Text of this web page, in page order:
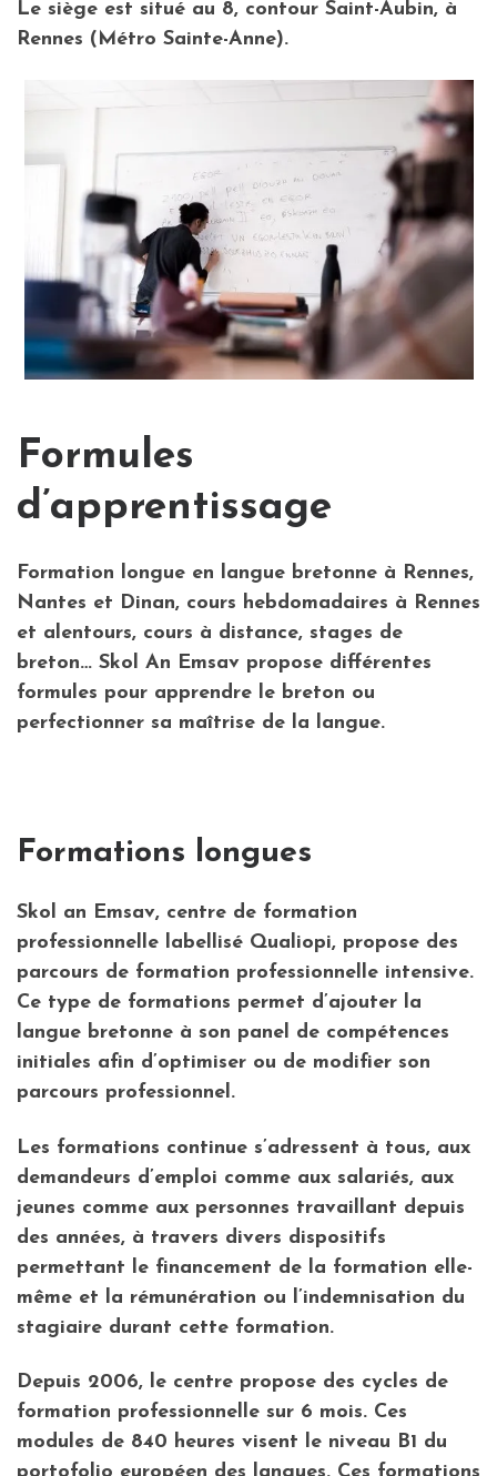
Le siège est situé au 8, contour Saint-Aubin, à
Rennes (Métro Sainte-Anne).
Formules
d’apprentissage
Formation longue en langue bretonne à Rennes,
Nantes et Dinan, cours hebdomadaires à Rennes
et alentours, cours à distance, stages de
breton… Skol An Emsav propose différentes
formules pour apprendre le breton ou
perfectionner sa maîtrise de la langue.
Formations longues
Skol an Emsav, centre de formation
professionnelle labellisé Qualiopi, propose des
parcours de formation professionnelle intensive.
Ce type de formations permet d’ajouter la
langue bretonne à son panel de compétences
initiales afin d’optimiser ou de modifier son
parcours professionnel.
Les formations continue s’adressent à tous, aux
demandeurs d’emploi comme aux salariés, aux
jeunes comme aux personnes travaillant depuis
des années, à travers divers dispositifs
permettant le financement de la formation elle-
même et la rémunération ou l’indemnisation du
stagiaire durant cette formation.
Depuis 2006, le centre propose des cycles de
formation professionnelle sur 6 mois. Ces
modules de 840 heures visent le niveau B1 du